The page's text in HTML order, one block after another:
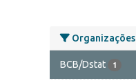
Organizações
BCB/Dstat 1